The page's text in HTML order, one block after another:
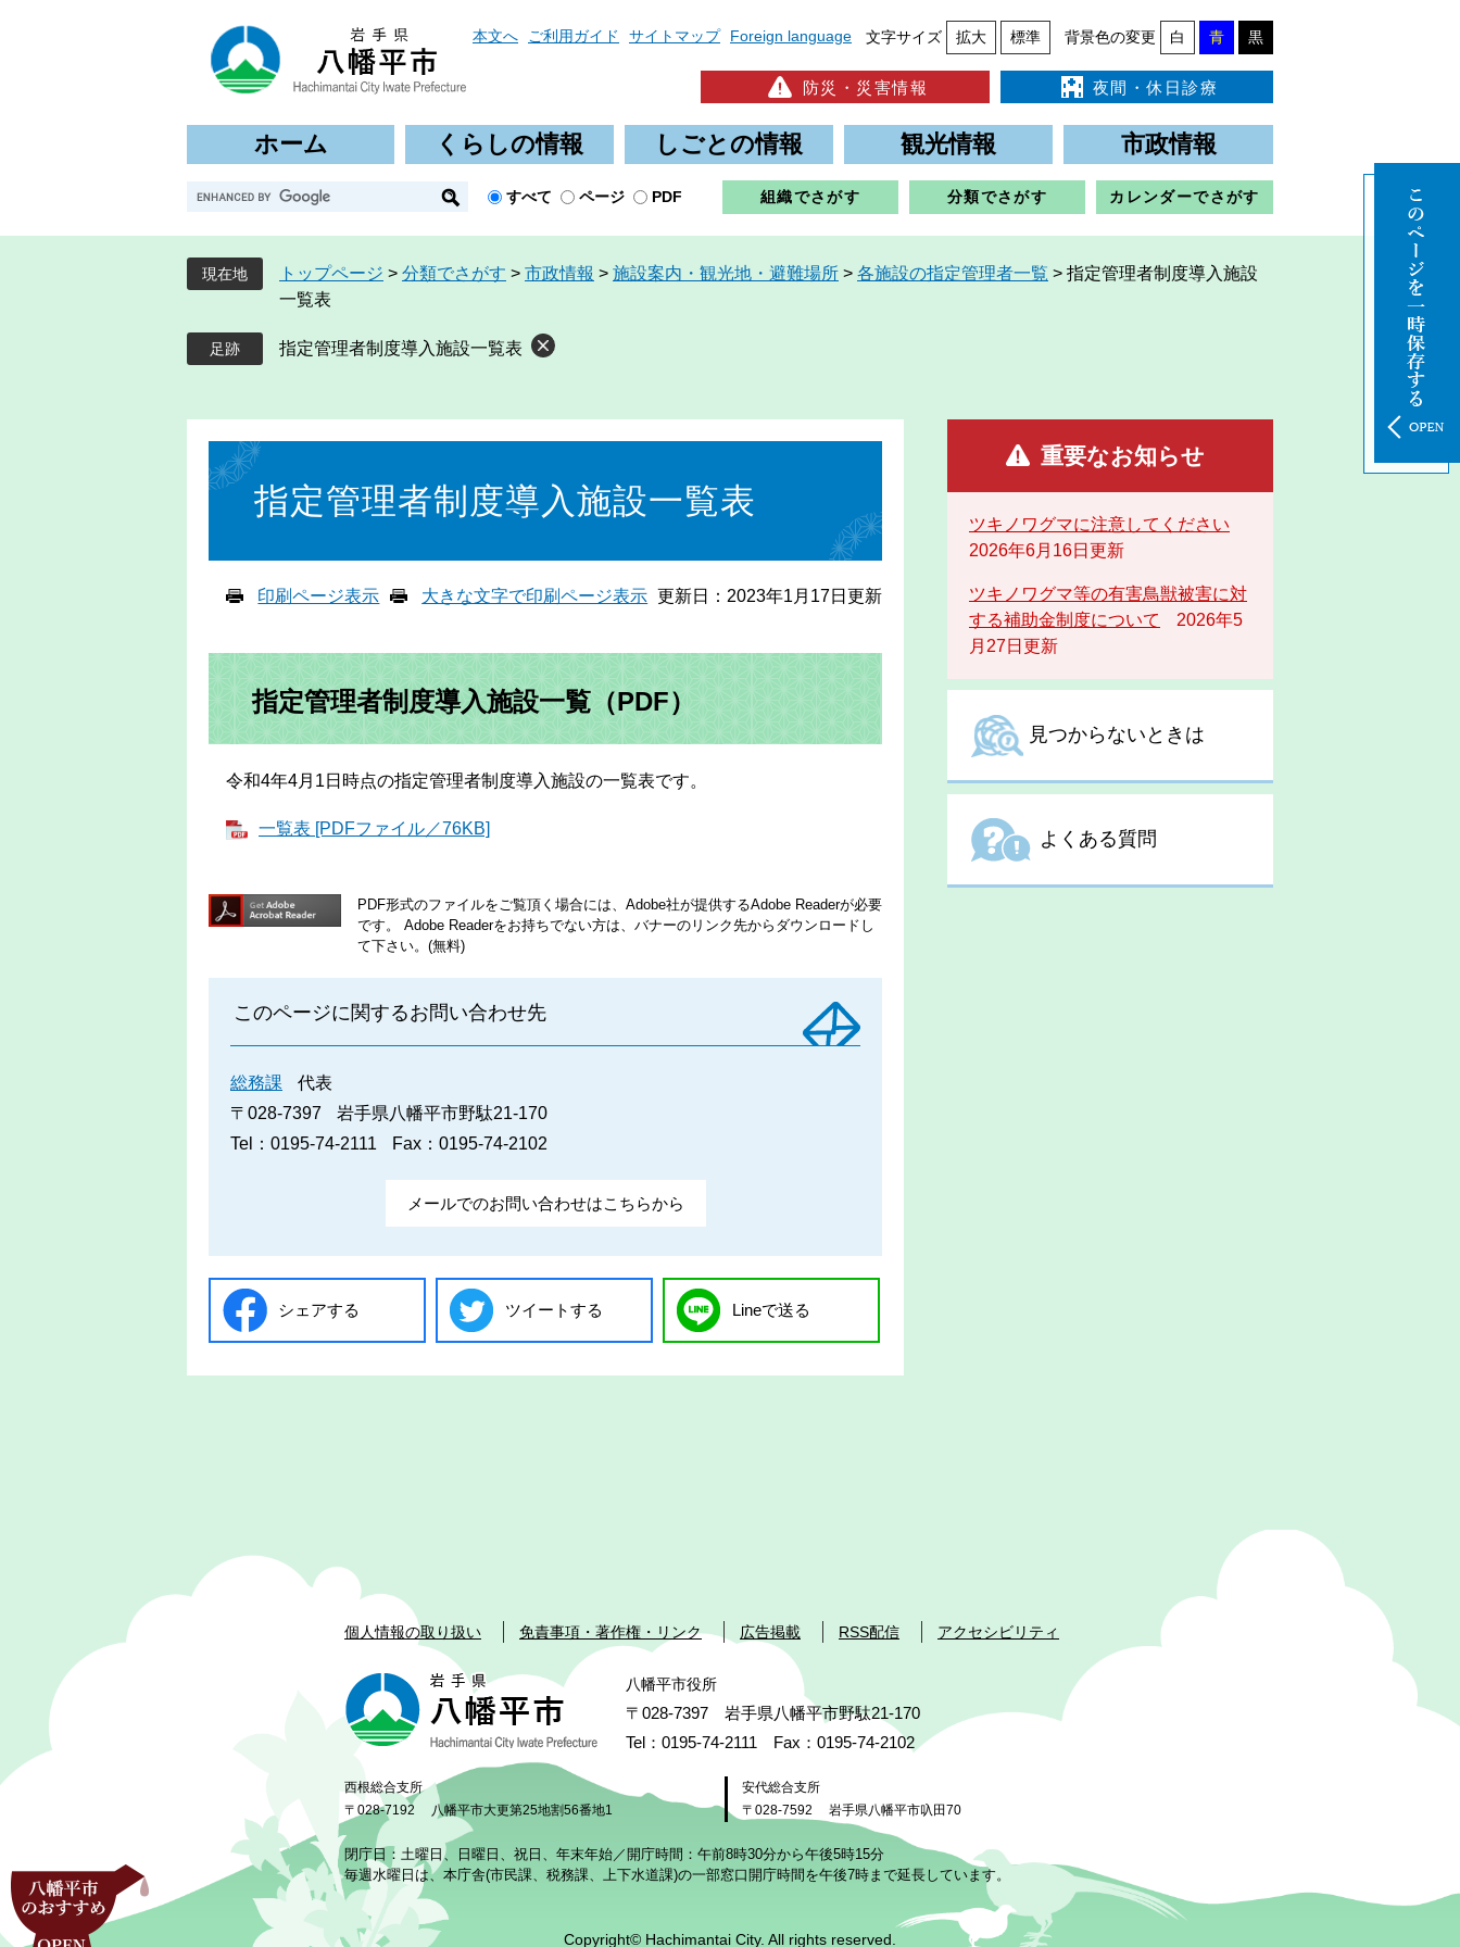
本文へ ご利用ガイド サイトマップ Foreign language 文字サイズ 拡大 標準 背景色の変更 白 青 黒
防災・災害情報 夜間・休日診療
ホーム くらしの情報 しごとの情報 観光情報 市政情報
G
o
g
l
カ
ス
すべて ページ PDF 組織でさがす 分類でさがす カレンダーでさがす
現在地 トップページ > 分類でさがす > 市政情報 > 施設案内・観光地・避難場所 > 各施設の指定管理者一覧 > 指定管理者制度導入施設
一覧表
指定管理者制度導入施設一覧表
文
指定管理者制度導入施設一覧表
印刷ページ表示 大きな文字で印刷ページ表示 更新日：2023年1月17日更新
指定管理者制度導入施設一覧 （PDF）
令和4年4月1日時点の指定管理者制度導入施設の一覧表です。
一覧表 [PDFファイル／76KB]
PDF形式のファイルをご覧頂く場合には、Adobe社が提供するAdobe Readerが必要
です。
Adobe Readerをお持ちでない方は、バナーのリンク先からダウンロードし
て下さい。(無料)
このページに関するお問い合わせ先
総務課
代表
〒028-7397
岩手県八幡平市野駄21-170
Tel：0195-74-2111
Fax：0195-74-2102
メールでのお問い合わせはこちらから
シェアする ツイートする Lineで送る
重要なお知らせ
ツキノワグマに注意してください
2026年6月16日更新
ツキノワグマ等の有害鳥獣被害に対
する補助金制度について
2026年5
月27日更新
見つからないときは
よくある質問
個人情報の取り扱い 免責事項・著作権・リンク 広告掲載 RSS配信 アクセシビリティ
八幡平市役所
〒028-7397 岩手県八幡平市野駄21-170
Tel：0195-74-2111 Fax：0195-74-2102
西根総合支所
〒028-7192
八幡平市大更第25地割56番地1
安代総合支所
〒028-7592
岩手県八幡平市叺田70
閉庁日：土曜日、日曜日、祝日、年末年始／開庁時間：午前8時30分から午後5時15分
毎週水曜日は、本庁舎(市民課、税務課、上下水道課)の一部窓口開庁時間を午後7時まで延長しています。
Copyright© Hachimantai City. All rights reserved.